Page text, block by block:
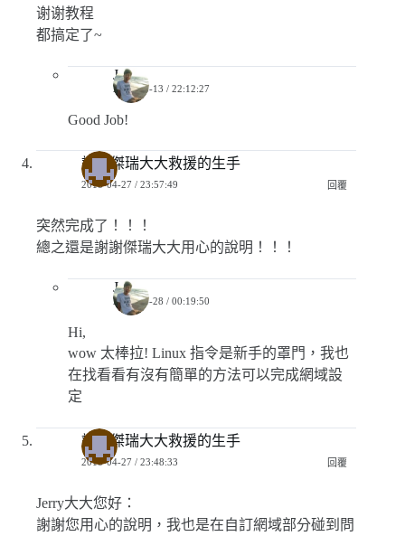
谢谢教程
都搞定了~
Jerry
2018-06-13 / 22:12:27
Good Job!
請求傑瑞大大救援的生手
2018-04-27 / 23:57:49 回覆
突然完成了！！！
總之還是謝謝傑瑞大大用心的說明！！！
Jerry
2018-04-28 / 00:19:50
Hi,
wow 太棒拉! Linux 指令是新手的罩門，我也
在找看看有沒有簡單的方法可以完成網域設
定
請求傑瑞大大救援的生手
2018-04-27 / 23:48:33 回覆
Jerry大大您好：
謝謝您用心的說明，我也是在自訂網域部分碰到問